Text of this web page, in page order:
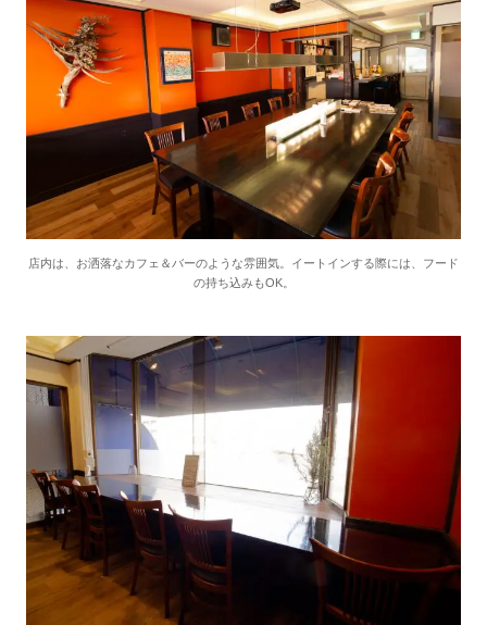
店内は、お洒落なカフェ＆バーのような雰囲気。イートインする際には、フード
の持ち込みもOK。